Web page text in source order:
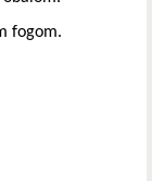
fogom.